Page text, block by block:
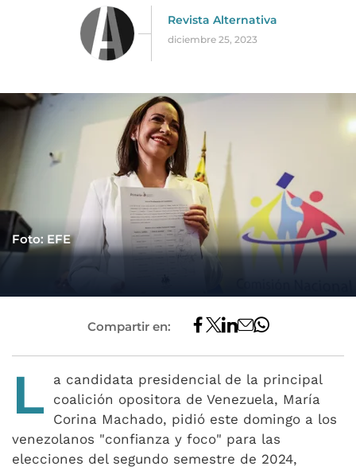
Revista Alternativa
diciembre 25, 2023
Foto: EFE
Compartir en:
L
a candidata presidencial de la principal
coalición opositora de Venezuela, María
Corina Machado, pidió este domingo a los
venezolanos "confianza y foco" para las
elecciones del segundo semestre de 2024,